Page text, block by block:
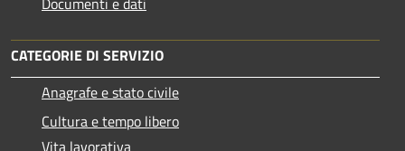
CATEGORIE DI SERVIZIO
Anagrafe e stato civile
Cultura e tempo libero
Vita lavorativa